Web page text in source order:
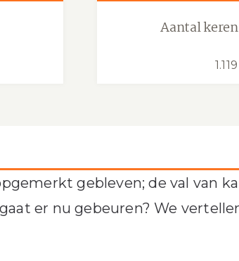
Aantal
1.119
gebleven; de val van
er nu gebeuren? We